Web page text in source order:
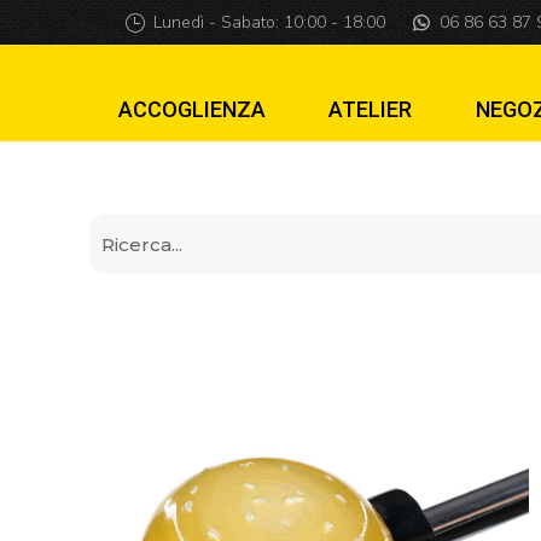
Lancia-Palline
Lunedì - Sabato: 10:00 - 18:00 06 86 63 87
ACCOGLIENZA ATELIER